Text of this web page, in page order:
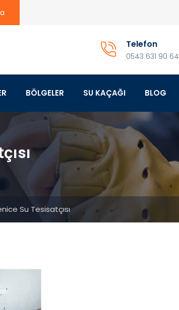
Telefon
0543 631 90 64
BÖLGELER SU KAÇAĞI BLOG
Su Tesisatçısı